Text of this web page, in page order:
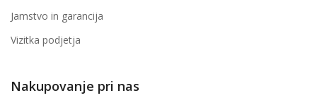
Jamstvo in garancija
Vizitka podjetja
Nakupovanje pri nas